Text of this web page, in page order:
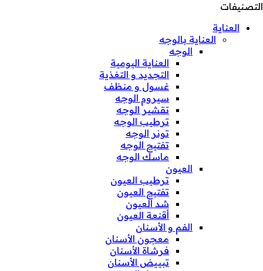
التصنيفات
العناية
العناية بالوجه
الوجه
العناية اليومية
التجديد و التغذية
غسول و منظف
سيروم الوجه
تقشير الوجه
ترطيب الوجه
تونر الوجه
تفتيح الوجه
ماسك الوجه
العيون
ترطيب العيون
تفتيح العيون
شد العيون
أقنعة العيون
الفم و الأسنان
معجون الأسنان
فرشاة الأسنان
تبييض الأسنان